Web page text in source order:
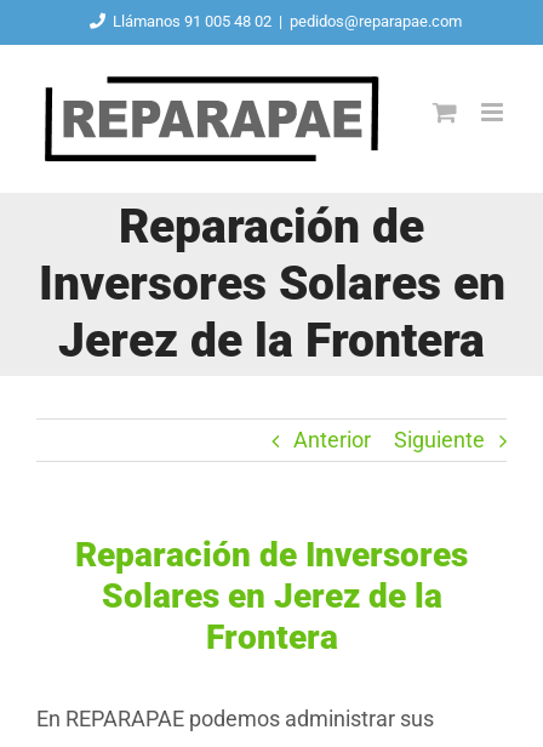
contenido
Llámanos 91 005 48 02 | pedidos@reparapae.com
Reparación de
Inversores Solares en
Jerez de la Frontera
Anterior Siguiente
Reparación de Inversores
Solares en Jerez de la
Frontera
En REPARAPAE podemos administrar sus